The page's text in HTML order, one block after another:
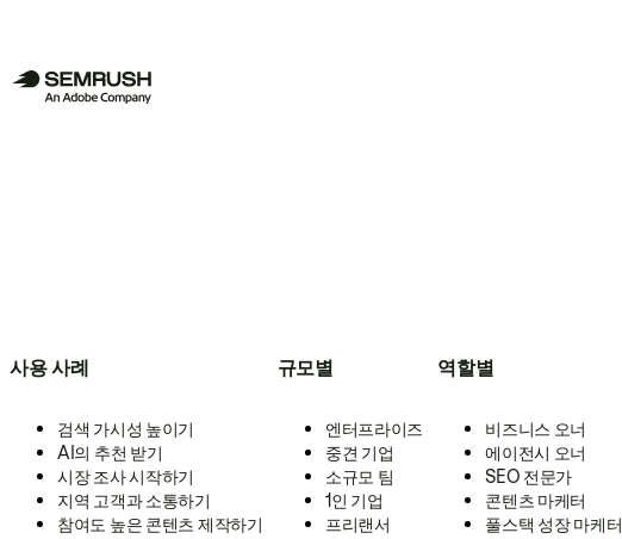
사용 사례
검색 가시성 높이기
AI의 추천 받기
시장 조사 시작하기
지역 고객과 소통하기
참여도 높은 콘텐츠 제작하기
규모별
엔터프라이즈
중견 기업
소규모 팀
1인 기업
프리랜서
역할별
비즈니스 오너
에이전시 오너
SEO 전문가
콘텐츠 마케터
풀스택 성장 마케터